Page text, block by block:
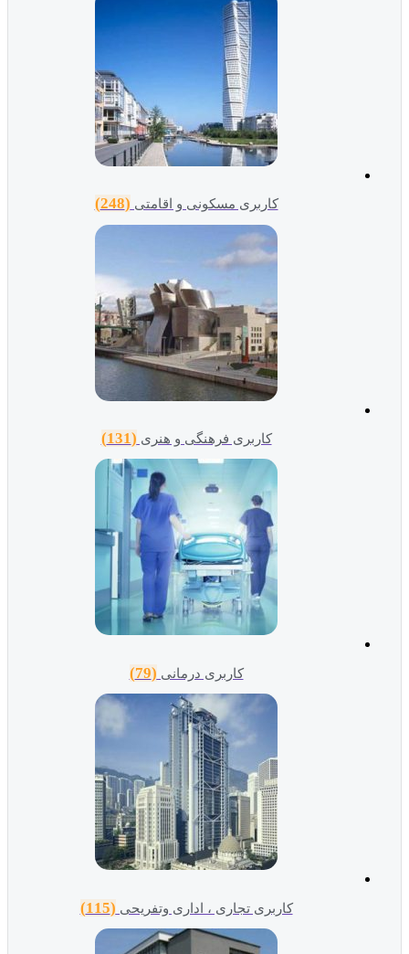
کاربری مسکونی و اقامتی (248)
کاربری فرهنگی و هنری (131)
کاربری درمانی (79)
کاربری تجاری ، اداری وتفریحی (115)